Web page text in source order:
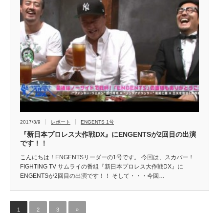
2017/3/9 レポート ENGENTS 1号
『新日本プロレス大作戦DX』にENGENTSが2回目の出演
です！！
こんにちは！ENGENTSリーダーの1号です。 今回は、スカパー！
FIGHTING TV サムライの番組『新日本プロレス大作戦DX』に
ENGENTSが2回目の出演です！！ そして・・・今回…
1 2 3 »